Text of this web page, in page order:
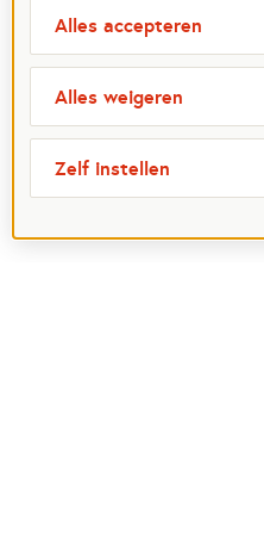
Alles accepteren
Alles weigeren
Zelf instellen